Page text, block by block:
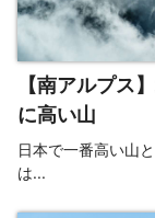
【南アルプス
に高い山
日本で一番高い山
は...